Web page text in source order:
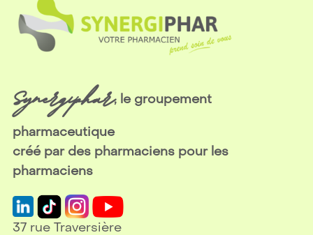
Synergiphar, le groupement
pharmaceutique
créé par des pharmaciens pour les
pharmaciens
37 rue Traversière